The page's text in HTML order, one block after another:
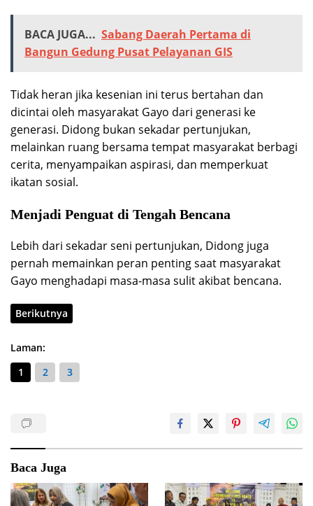
BACA JUGA... Sabang Daerah Pertama di
Bangun Gedung Pusat Pelayanan GIS
Tidak heran jika kesenian ini terus bertahan dan
dicintai oleh masyarakat Gayo dari generasi ke
generasi. Didong bukan sekadar pertunjukan,
melainkan ruang bersama tempat masyarakat berbagi
cerita, menyampaikan aspirasi, dan memperkuat
ikatan sosial.
Menjadi Penguat di Tengah Bencana
Lebih dari sekadar seni pertunjukan, Didong juga
pernah memainkan peran penting saat masyarakat
Gayo menghadapi masa-masa sulit akibat bencana.
Berikutnya
Laman:
1
2 3
Baca Juga